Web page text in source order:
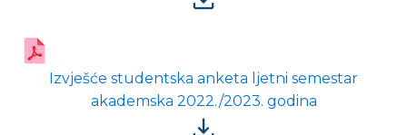
Izvješće studentska anketa ljetni semestar
akademska 2022./2023. godina